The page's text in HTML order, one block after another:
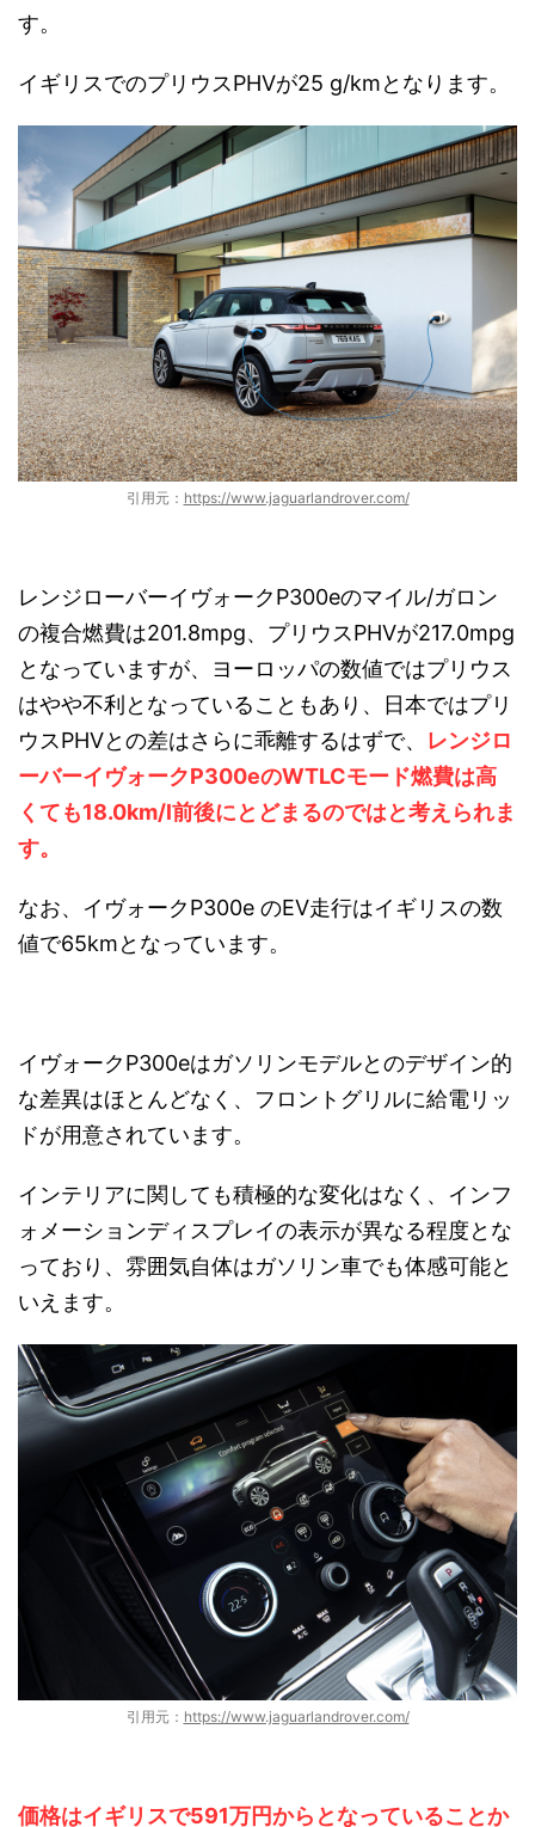
す。
イギリスでのプリウスPHVが25 g/kmとなります。
引用元： https://www.jaguarlandrover.com/
レンジローバーイヴォークP300eのマイル/ガロン
の複合燃費は201.8mpg、プリウスPHVが217.0mpg
となっていますが、ヨーロッパの数値ではプリウス
はやや不利となっていることもあり、日本ではプリ
ウスPHVとの差はさらに乖離するはずで、 レンジロ
ーバーイヴォークP300eのWTLCモード燃費は高
くても18.0km/l前後にとどまるのではと考えられま
す。
なお、イヴォークP300e のEV走行はイギリスの数
値で65kmとなっています。
イヴォークP300eはガソリンモデルとのデザイン的
な差異はほとんどなく、フロントグリルに給電リッ
ドが用意されています。
インテリアに関しても積極的な変化はなく、インフ
ォメーションディスプレイの表示が異なる程度とな
っており、雰囲気自体はガソリン車でも体感可能と
いえます。
引用元： https://www.jaguarlandrover.com/
価格はイギリスで591万円からとなっていることか